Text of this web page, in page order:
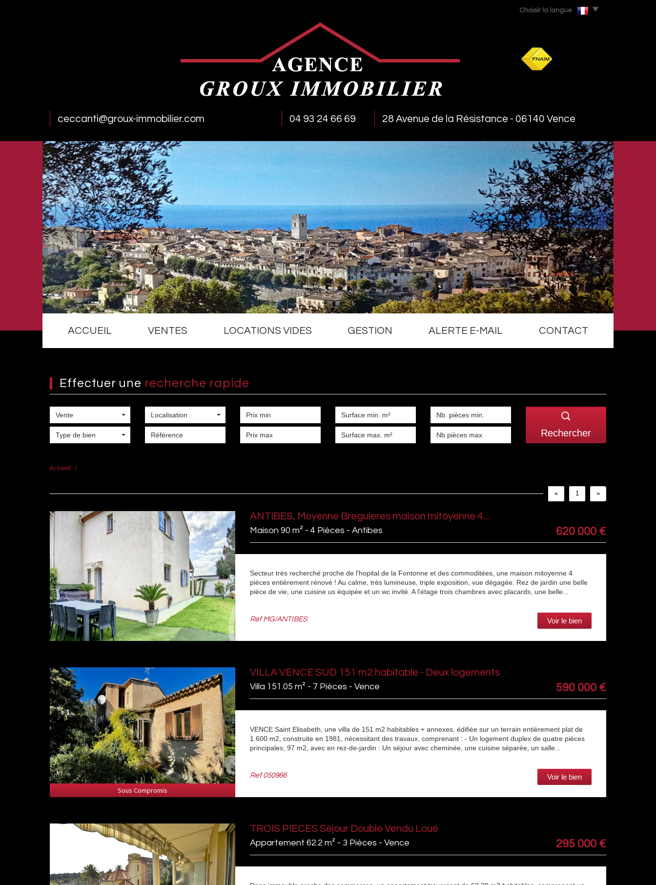
Choisir la langue
ceccanti@groux-immobilier.com 04 93 24 66 69 28 Avenue de la Résistance - 06140 Vence
ACCUEIL VENTES LOCATIONS VIDES GESTION ALERTE E-MAIL CONTACT
Effectuer une recherche rapide
Vente
Type de bien
Localisation
Rechercher
Accueil
« 1 »
ANTIBES, Moyenne Breguieres maison mitoyenne 4...
Maison 90 m² - 4 Pièces - Antibes 620 000 €
Secteur très recherché proche de l'hopital de la Fontonne et des commoditées, une maison mitoyenne 4
pièces entièrement rénové ! Au calme, très lumineuse, triple exposition, vue dégagée. Rez de jardin une belle
pièce de vie, une cuisine us équipée et un wc invité. A l'étage trois chambres avec placards, une belle...
RefMG/ANTIBES Voir le bien
Sous Compromis
Sous Compromis
VILLA VENCE SUD 151 m2 habitable - Deux logements
Villa 151.05 m² - 7 Pièces - Vence 590 000 €
VENCE Saint Elisabeth, une villa de 151 m2 habitables + annexes, édifiée sur un terrain entièrement plat de
1.600 m2, construite en 1981, nécessitant des travaux, comprenant : - Un logement duplex de quatre pièces
principales, 97 m2, avec en rez-de-jardin : Un séjour avec cheminée, une cuisine séparée, un salle...
Ref050966 Voir le bien
TROIS PIECES Séjour Double Vendu Loué
Appartement 62.2 m² - 3 Pièces - Vence 295 000 €